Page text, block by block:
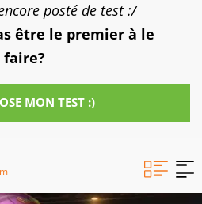
posté de test :/
être le premier à le
faire?
MON TEST :)